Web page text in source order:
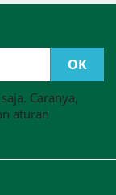
Caranya,
aturan